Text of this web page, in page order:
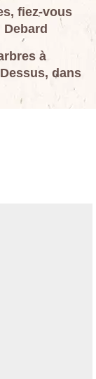
fiez-vous
à
dans